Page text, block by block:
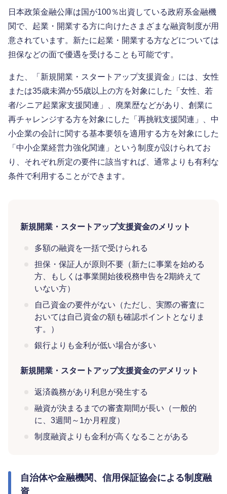
日本政策金融公庫は国が100％出資している政府系金融機
関で、起業・開業する方に向けたさまざまな融資制度が用
意されています。新たに起業・開業する方などについては
担保などの面で優遇を受けることも可能です。
また、「新規開業・スタートアップ支援資金」には、女性
または35歳未満か55歳以上の方を対象にした「女性、若
者/シニア起業家支援関連」、廃業歴などがあり、創業に
再チャレンジする方を対象にした「再挑戦支援関連」、中
小企業の会計に関する基本要領を適用する方を対象にした
「中小企業経営力強化関連」という制度が設けられてお
り、それぞれ所定の要件に該当すれば、通常よりも有利な
条件で利用することができます。
新規開業・スタートアップ支援資金のメリット
多額の融資を一括で受けられる
担保・保証人が原則不要（新たに事業を始める
方、もしくは事業開始後税務申告を2期終えて
いない方）
自己資金の要件がない（ただし、実際の審査に
おいては自己資金の額も確認ポイントとなりま
す。）
銀行よりも金利が低い場合が多い
新規開業・スタートアップ支援資金のデメリット
返済義務があり利息が発生する
融資が決まるまでの審査期間が長い（一般的
に、3週間～1か月程度）
制度融資よりも金利が高くなることがある
自治体や金融機関、信用保証協会による制度融
資